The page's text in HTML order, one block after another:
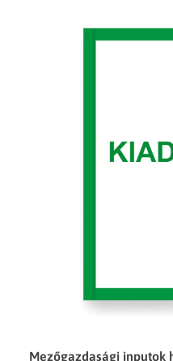
Mezőgazdasági inputok